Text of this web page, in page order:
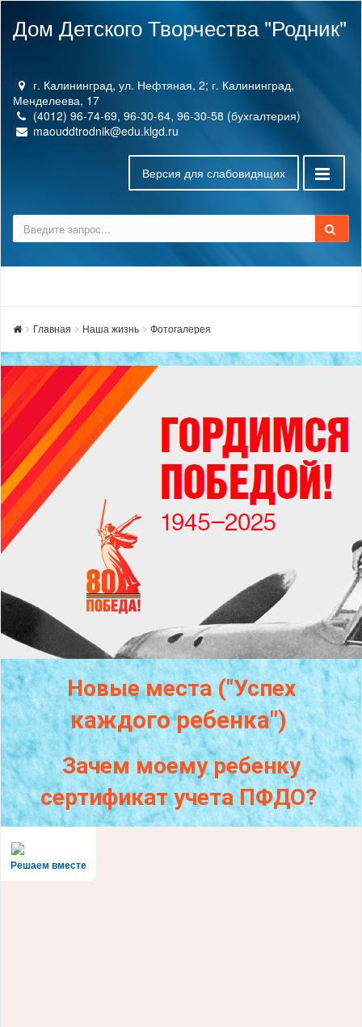
Дом Детского Творчества "Родник"
г. Калининград, ул. Нефтяная, 2; г. Калининград,
Менделеева, 17
(4012) 96-74-69, 96-30-64, 96-30-58 (бухгалтерия)
maouddtrodnik@edu.klgd.ru
Версия для слабовидящих
Главная Наша жизнь Фотогалерея
Новые места ("Успех
каждогоребенка")
Зачем моему ребенку
сертификат учета ПФДО?
Решаем вместе